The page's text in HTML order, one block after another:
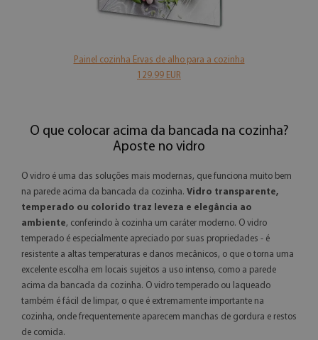
Painel cozinha Ervas de alho para a cozinha
129.99 EUR
O que colocar acima da bancada na cozinha?
Aposte no vidro
O vidro é uma das soluções mais modernas, que funciona muito bem
na parede acima da bancada da cozinha. Vidro transparente,
temperado ou colorido traz leveza e elegância ao
ambiente, conferindo à cozinha um caráter moderno. O vidro
temperado é especialmente apreciado por suas propriedades - é
resistente a altas temperaturas e danos mecânicos, o que o torna uma
excelente escolha em locais sujeitos a uso intenso, como a parede
acima da bancada da cozinha. O vidro temperado ou laqueado
também é fácil de limpar, o que é extremamente importante na
cozinha, onde frequentemente aparecem manchas de gordura e restos
de comida.